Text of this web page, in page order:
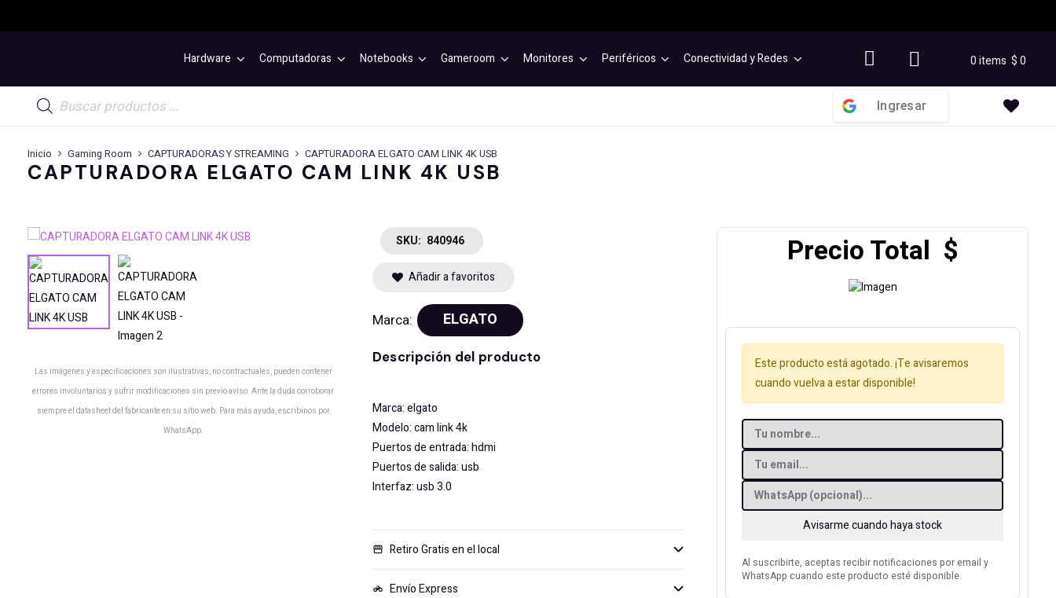
Hardware Computadoras Notebooks Gameroom Monitores Periféricos Conectividad y Redes 0 items$0
Búsqueda
de
productos
Ingresar
Inicio Gaming Room CAPTURADORAS Y STREAMING CAPTURADORA ELGATO CAM LINK 4K USB
CAPTURADORA ELGATO CAM LINK 4K USB
Las imágenes y especificaciones son ilustrativas, no contractuales, pueden contener
errores involuntarios y sufrir modificaciones sin previo aviso. Ante la duda corroborar
siempre el datasheet del fabricante en su sitio web. Para más ayuda, escribinos por
WhatsApp.
SKU: 840946
Añadir a favoritos
Marca: ELGATO
Descripción del producto
Marca: elgato
Modelo: cam link 4k
Puertos de entrada: hdmi
Puertos de salida: usb
Interfaz: usb 3.0
storefront Retiro Gratis en el local
motorcycle Envío Express
Precio Total $
Este producto está agotado. ¡Te avisaremos
cuando vuelva a estar disponible!
Avisarme cuando haya stock
Al suscribirte, aceptas recibir notificaciones por email y
WhatsApp cuando este producto esté disponible.